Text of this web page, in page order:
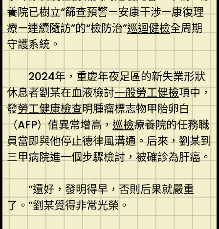
養院已樹立“篩查預警—安康干涉—康復理
療—連續隨訪”的“檢防治”巡迴健檢全周期
守護系統。
2024年，重慶年夜足區的新失業形狀
休息者劉某在血液檢討一般勞工健檢項中，
發勞工健康檢查明腫瘤標志物甲胎卵白
（AFP）值異常增高，巡檢療養院的任務職
員當即與他停止德律風溝通。后來，劉某到
三甲病院進一個步驟檢討，被確診為肝癌。
“還好，發明得早，否則后果就嚴重
了。”劉某覺得非常光榮。